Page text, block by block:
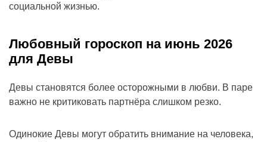
социальной жизнью.
Любовный гороскоп на июнь 2026
для Девы
Девы становятся более осторожными в любви. В паре
важно не критиковать партнёра слишком резко.
Одинокие Девы могут обратить внимание на человека,